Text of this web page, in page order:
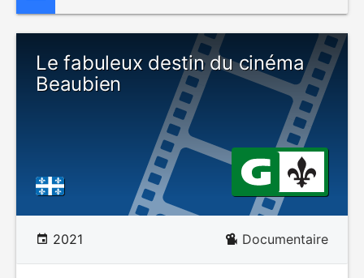
Le fabuleux destin du cinéma
Beaubien
2021 Documentaire